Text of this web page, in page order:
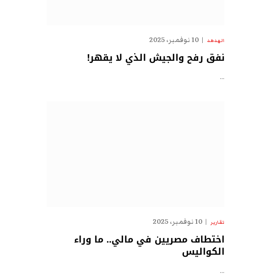
الهدهد 10 نوفمبر، 2025
نفق رفح والجيش الذي لا يقهر!
…
تقارير 10 نوفمبر، 2025
اختطاف مصريين في مالي.. ما وراء
الكواليس
…